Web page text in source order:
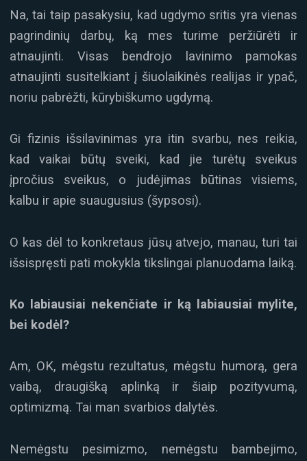
Na, tai taip pasakysiu, kad ugdymo sritis yra vienas
pagrindinių darbų, ką mes turime peržiūrėti ir
atnaujinti. Visas bendrojo lavinimo pamokas
atnaujinti susitelkiant į šiuolaikinės realijas ir ypač,
noriu pabrėžti, kūrybiškumo ugdymą.
Gi fizinis išsilavinimas yra itin svarbu, nes reikia,
kad vaikai būtų sveiki, kad jie turėtų sveikus
įpročius sveikus, o judėjimas būtinas visiems,
kalbu ir apie suaugusius (šypsosi).
O kas dėl to konkretaus jūsų atvejo, manau, turi tai
išsispręsti pati mokykla tikslingai planuodama laiką.
Ko labiausiai nekenčiate ir ką labiausiai mylite,
bei kodėl?
Am, OK, mėgstu rezultatus, mėgstu humorą, gera
vaibą, draugišką aplinką ir šiaip pozityvumą,
optimizmą. Tai man svarbios dalytės.
Nemėgstu pesimizmo, nemėgstu bambejimo,